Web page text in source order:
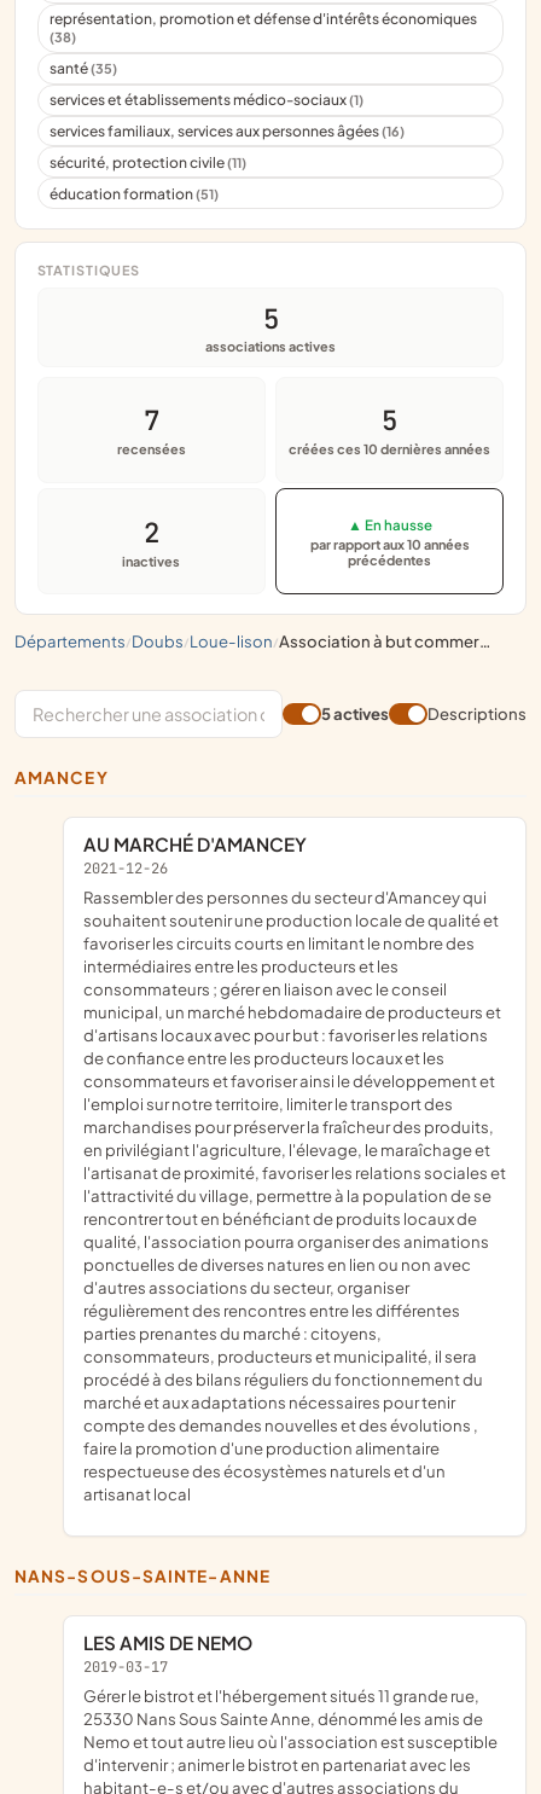
départements/ doubs/ loue-lison/ association à but commercial, développement économique
représentation, promotion et défense d'intérêts économiques
(38)
santé(35)
services et établissements médico-sociaux(1)
services familiaux, services aux personnes âgées(16)
sécurité, protection civile(11)
éducation formation(51)
STATISTIQUES
5
associations actives
7
recensées
5
créées ces 10 dernières années
2
inactives
▲ En hausse
par rapport aux 10 années
précédentes
5 actives Descriptions
AMANCEY
AU MARCHÉ D'AMANCEY
2021-12-26
rassembler des personnes du secteur d'Amancey qui
souhaitent soutenir une production locale de qualité et
favoriser les circuits courts en limitant le nombre des
intermédiaires entre les producteurs et les
consommateurs ; gérer en liaison avec le conseil
municipal, un marché hebdomadaire de producteurs et
d'artisans locaux avec pour but : favoriser les relations
de confiance entre les producteurs locaux et les
consommateurs et favoriser ainsi le développement et
l'emploi sur notre territoire, limiter le transport des
marchandises pour préserver la fraîcheur des produits,
en privilégiant l'agriculture, l'élevage, le maraîchage et
l'artisanat de proximité, favoriser les relations sociales et
l'attractivité du village, permettre à la population de se
rencontrer tout en bénéficiant de produits locaux de
qualité, l'association pourra organiser des animations
ponctuelles de diverses natures en lien ou non avec
d'autres associations du secteur, organiser
régulièrement des rencontres entre les différentes
parties prenantes du marché : citoyens,
consommateurs, producteurs et municipalité, il sera
procédé à des bilans réguliers du fonctionnement du
marché et aux adaptations nécessaires pour tenir
compte des demandes nouvelles et des évolutions ,
faire la promotion d'une production alimentaire
respectueuse des écosystèmes naturels et d'un
artisanat local
NANS-SOUS-SAINTE-ANNE
LES AMIS DE NEMO
2019-03-17
gérer le bistrot et l'hébergement situés 11 grande rue,
25330 Nans Sous Sainte Anne, dénommé les amis de
Nemo et tout autre lieu où l'association est susceptible
d'intervenir ; animer le bistrot en partenariat avec les
habitant-e-s et/ou avec d'autres associations du